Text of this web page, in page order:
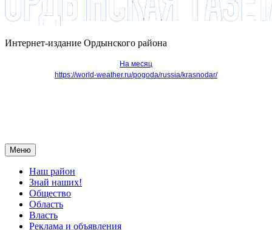
Интернет-издание Ордынского района
На месяц
https://world-weather.ru/pogoda/russia/krasnodar/
Меню
Наш район
Знай наших!
Общество
Область
Власть
Реклама и объявления